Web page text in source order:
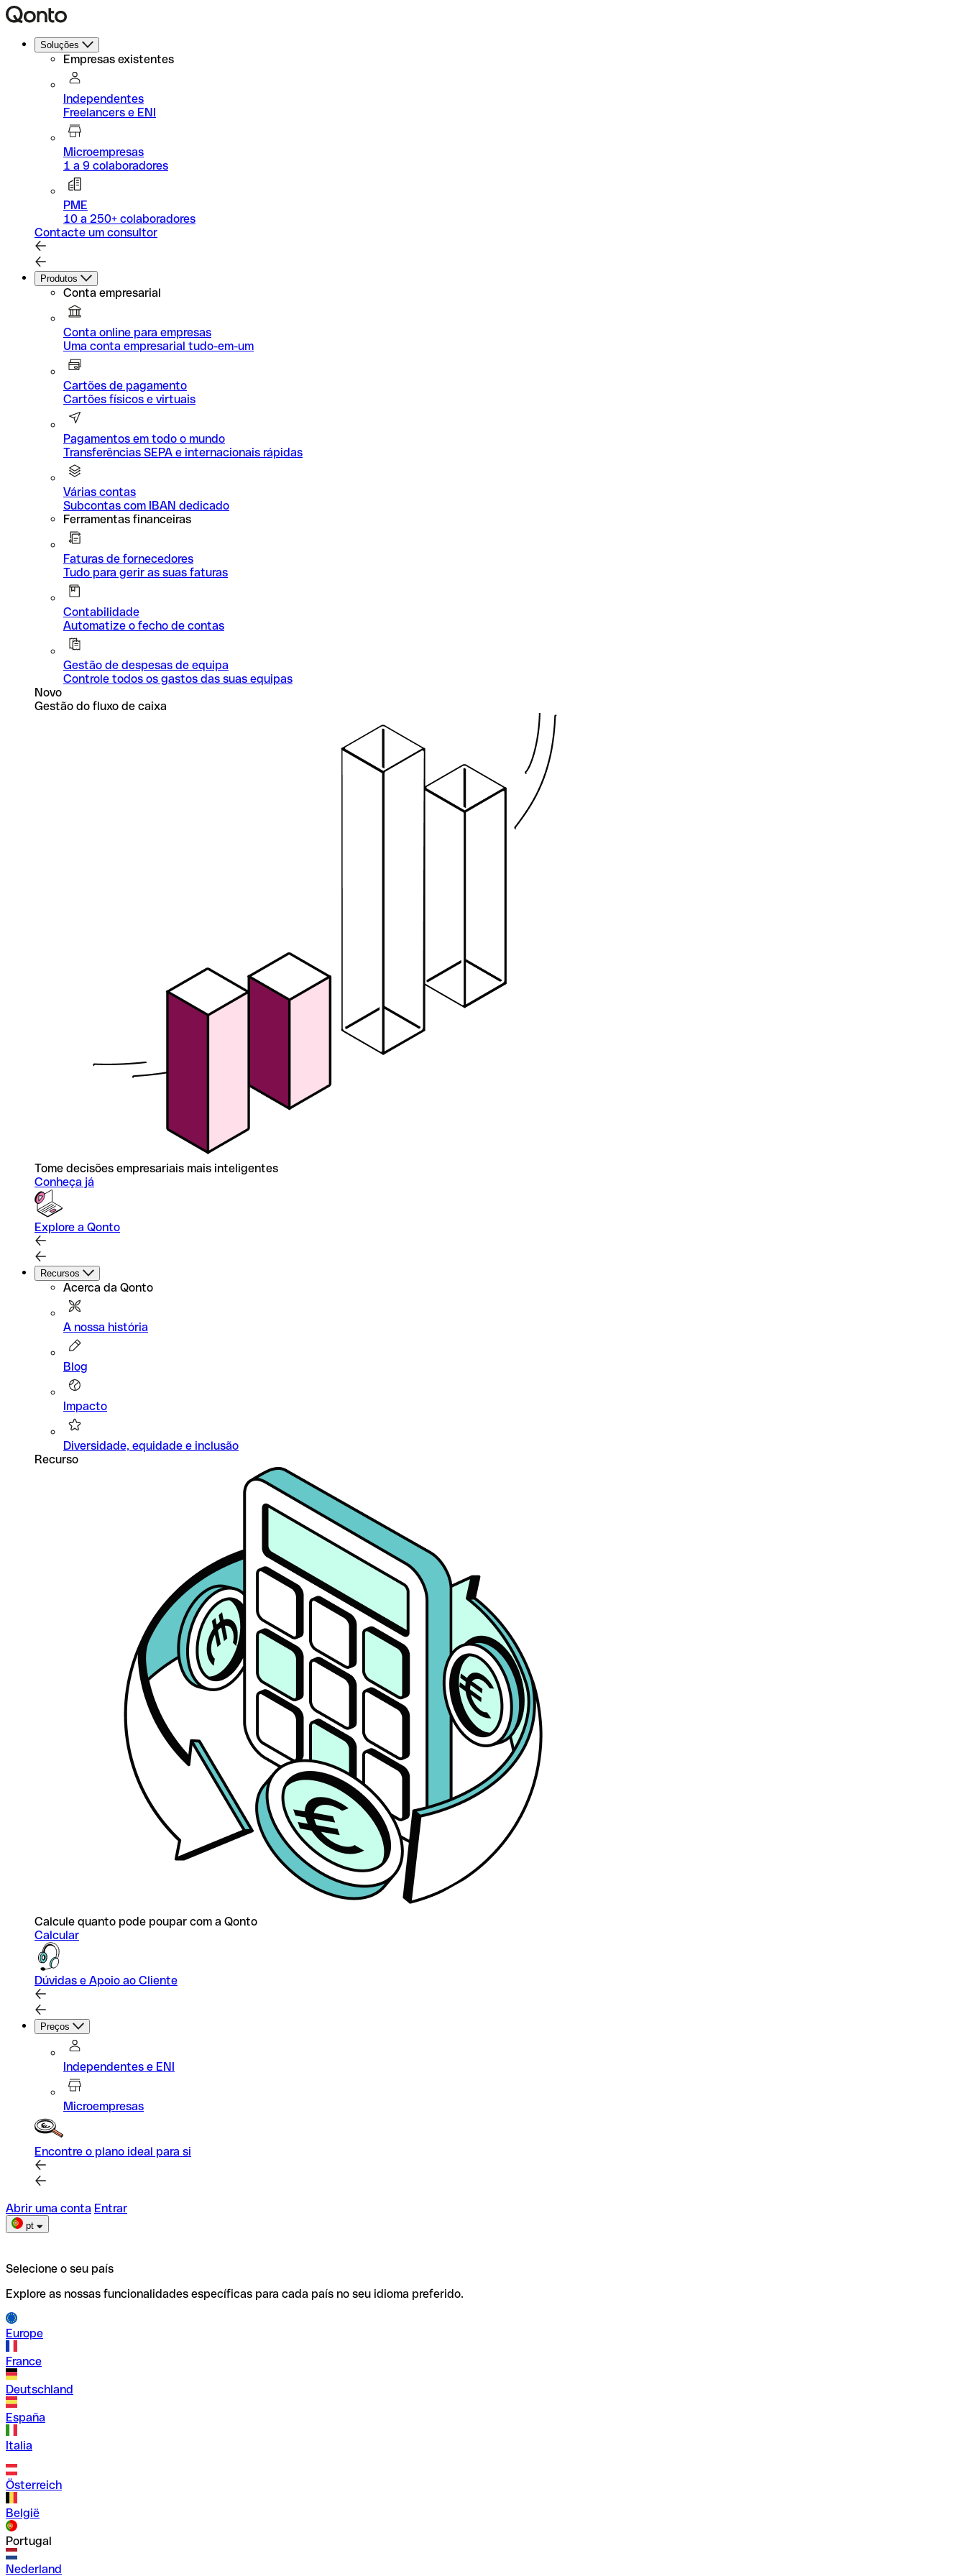
Soluções
Empresas existentes
Independentes
Freelancers e ENI
Microempresas
1 a 9 colaboradores
PME
10 a 250+ colaboradores
Contacte um consultor
Produtos
Conta empresarial
Conta online para empresas
Uma conta empresarial tudo-em-um
Cartões de pagamento
Cartões físicos e virtuais
Pagamentos em todo o mundo
Transferências SEPA e internacionais rápidas
Várias contas
Subcontas com IBAN dedicado
Ferramentas financeiras
Faturas de fornecedores
Tudo para gerir as suas faturas
Contabilidade
Automatize o fecho de contas
Gestão de despesas de equipa
Controle todos os gastos das suas equipas
Novo
Gestão do fluxo de caixa
Tome decisões empresariais mais inteligentes
Conheça já
Explore a Qonto
Recursos
Acerca da Qonto
A nossa história
Blog
Impacto
Diversidade, equidade e inclusão
Recurso
Calcule quanto pode poupar com a Qonto
Calcular
Dúvidas e Apoio ao Cliente
Preços
Independentes e ENI
Microempresas
Encontre o plano ideal para si
Abrir uma conta Entrar
pt
Selecione o seu país
Explore as nossas funcionalidades específicas para cada país no seu idioma preferido.
Europe
France
Deutschland
España
Italia
Österreich
België
Portugal
Nederland